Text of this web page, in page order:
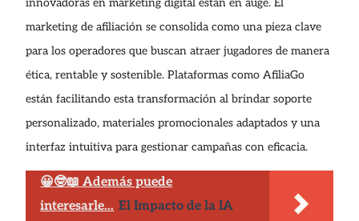
marketing de afiliación se consolida como una pieza clave
para los operadores que buscan atraer jugadores de manera
ética, rentable y sostenible. Plataformas como AfiliaGo
están facilitando esta transformación al brindar soporte
personalizado, materiales promocionales adaptados y una
interfaz intuitiva para gestionar campañas con eficacia.
😀🤓📖 Además puede
interesarle... El Impacto de la IA